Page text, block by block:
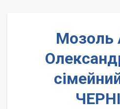
Мозоль